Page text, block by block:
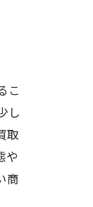
こ
し
取
や
商